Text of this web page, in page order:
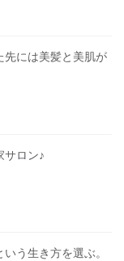
先には美髪と美肌が
サロン♪
いう生き方を選ぶ。